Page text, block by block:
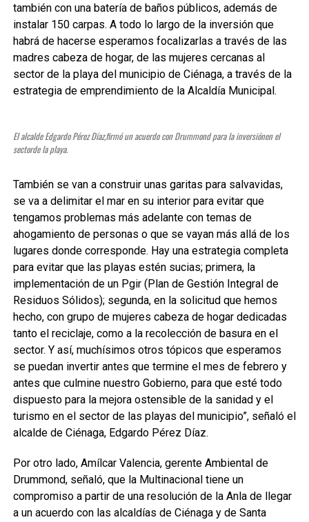
también con una batería de baños públicos, además de
instalar 150 carpas. A todo lo largo de la inversión que
habrá de hacerse esperamos focalizarlas a través de las
madres cabeza de hogar, de las mujeres cercanas al
sector de la playa del municipio de Ciénaga, a través de la
estrategia de emprendimiento de la Alcaldía Municipal.
El alcalde Edgardo Pérez Díaz,firmó un acuerdo con Drummond para la inversiónen el
sectorde la playa.
También se van a construir unas garitas para salvavidas,
se va a delimitar el mar en su interior para evitar que
tengamos problemas más adelante con temas de
ahogamiento de personas o que se vayan más allá de los
lugares donde corresponde. Hay una estrategia completa
para evitar que las playas estén sucias; primera, la
implementación de un Pgir (Plan de Gestión Integral de
Residuos Sólidos); segunda, en la solicitud que hemos
hecho, con grupo de mujeres cabeza de hogar dedicadas
tanto el reciclaje, como a la recolección de basura en el
sector. Y así, muchísimos otros tópicos que esperamos
se puedan invertir antes que termine el mes de febrero y
antes que culmine nuestro Gobierno, para que esté todo
dispuesto para la mejora ostensible de la sanidad y el
turismo en el sector de las playas del municipio”, señaló el
alcalde de Ciénaga, Edgardo Pérez Díaz.
Por otro lado, Amílcar Valencia, gerente Ambiental de
Drummond, señaló, que la Multinacional tiene un
compromiso a partir de una resolución de la Anla de llegar
a un acuerdo con las alcaldías de Ciénaga y de Santa